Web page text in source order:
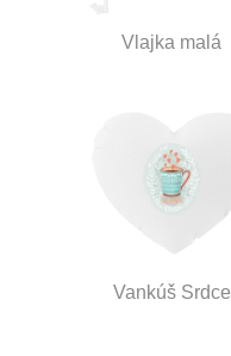
Vlajka malá
Vankúš Srdce